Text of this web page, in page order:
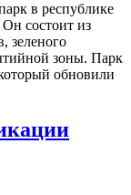
в республике
Он состоит из
зеленого
зоны. Парк
обновили